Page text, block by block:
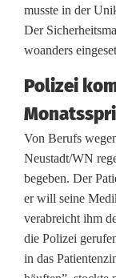
i
r
i
e
-
P
a
musste in der
Der
woanders
Polizei
Von Berufs
Neustadt/WN
begeben. Der
er will seine
verabreicht ihm
die Polizei
in das